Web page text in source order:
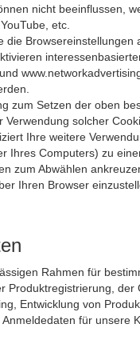
nicht beeinflussen,
etc.
zum Setzen der oben
solcher
Ihre weitere
Ihres Computers) zu
zum Abwählen
Ihren Browser
Rahmen für
Produktregistrierung, der
Entwicklung von
für